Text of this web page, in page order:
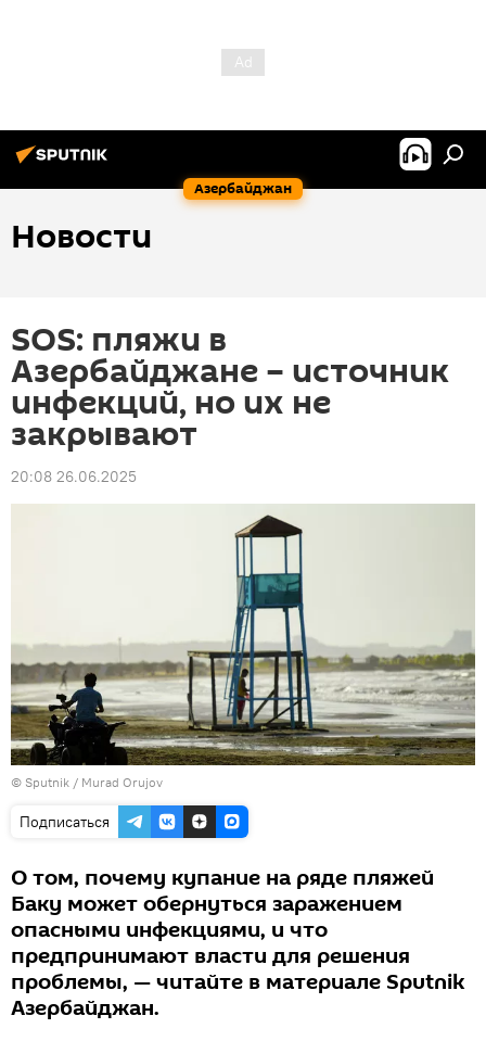
Азербайджан
Новости
SOS: пляжи в
Азербайджане – источник
инфекций, но их не
закрывают
20:08 26.06.2025
© Sputnik / Murad Orujov
Подписаться
О том, почему купание на ряде пляжей
Баку может обернуться заражением
опасными инфекциями, и что
предпринимают власти для решения
проблемы, — читайте в материале Sputnik
Азербайджан.